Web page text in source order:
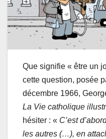
Que signifie « être un
cette question, posée
décembre 1966,
La Vie catholique
hésiter : « C’est
les autres (…), en